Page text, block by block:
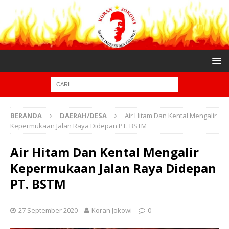
BERANDA DAERAH/DESA
Air Hitam Dan Kental Mengalir
Kepermukaan Jalan Raya Didepan PT. BSTM
Air Hitam Dan Kental Mengalir
Kepermukaan Jalan Raya Didepan
PT. BSTM
27 September 2020 Koran Jokowi 0